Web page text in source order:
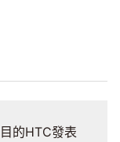
的HTC發表